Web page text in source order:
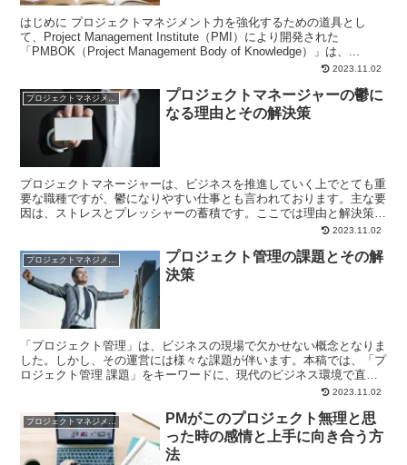
はじめに プロジェクトマネジメント力を強化するための道具とし
て、Project Management Institute（PMI）により開発された
「PMBOK（Project Management Body of Knowledge）」は、...
2023.11.02
プロジェクトマネージャーの鬱に
なる理由とその解決策
プロジェクトマネージャーは、ビジネスを推進していく上でとても重
要な職種ですが、鬱になりやすい仕事とも言われております。主な要
因は、ストレスとプレッシャーの蓄積です。ここでは理由と解決策を
紹介します。 ストレスとプレッシャーによる鬱（うつ） ...2023.11.02
プロジェクト管理の課題とその解
決策
「プロジェクト管理」は、ビジネスの現場で欠かせない概念となりま
した。しかし、その運営には様々な課題が伴います。本稿では、「プ
ロジェクト管理 課題」をキーワードに、現代のビジネス環境で直面
する主要な問題と、それに対する解決策について掘り下げて...2023.11.02
PMがこのプロジェクト無理と思
った時の感情と上手に向き合う方
法